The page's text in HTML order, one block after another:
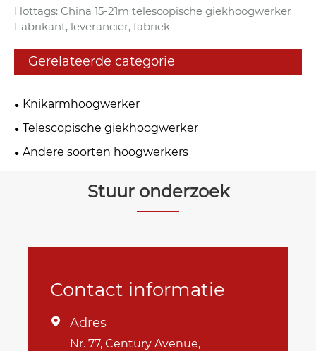
Hottags: China 15-21m telescopische giekhoogwerker
Fabrikant, leverancier, fabriek
Gerelateerde categorie
Knikarmhoogwerker
Telescopische giekhoogwerker
Andere soorten hoogwerkers
Stuur onderzoek
Contact informatie
 Adres
Nr. 77, Century Avenue,